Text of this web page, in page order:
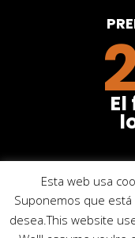
Esta web usa
Suponemos que
desea.This website